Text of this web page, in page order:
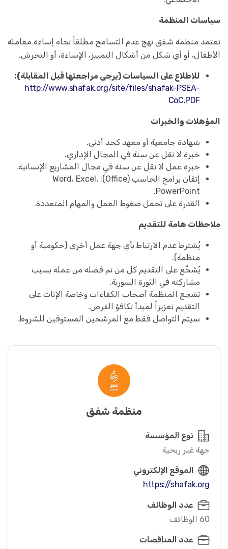
سياسات المنظمة
تعتمد منظمة شفق نهج عدم التسامح مطلقاً تجاه إساءة معاملة
الأطفال، أو أي شكل من أشكال التمييز، الإساءة، أو التحرش.
للاطلاع على السياسات (يرجى مراجعتها قبل المقابلة):
http://www.shafak.org/site/files/shafak-PSEA-
CoC.PDF
المؤهلات والخبرات
شهادة جامعية أو معهد كحد أدنى.
خبرة لا تقل عن سنة في المجال الإداري.
خبرة عمل لا تقل عن سنة في مجال المشاريع الإنسانية.
إتقان برامج الحاسب (Office): Word، Excel،
PowerPoint.
القدرة على تحمل ضغوط العمل والمهام المتعددة.
ملاحظات هامة للتقديم
يُشترط عدم الارتباط بأي جهة عمل أخرى (حكومية أو
منظمة).
يُشجَّع على التقديم كل من تم فصله من عمله بسبب
مشاركته في الثورة السورية.
تشجع المنظمة أصحاب الكفاءات وخاصة الإناث على
التقديم تعزيزاً لمبدأ تكافؤ الفرص.
سيتم التواصل فقط مع المرشحين المستوفين للشروط.
منظمة شفق
نوع المؤسسة
جهة غير ربحية
الموقع الإلكتروني
https://shafak.org
عدد الوظائف
60 الوظائف
عدد المناقصات